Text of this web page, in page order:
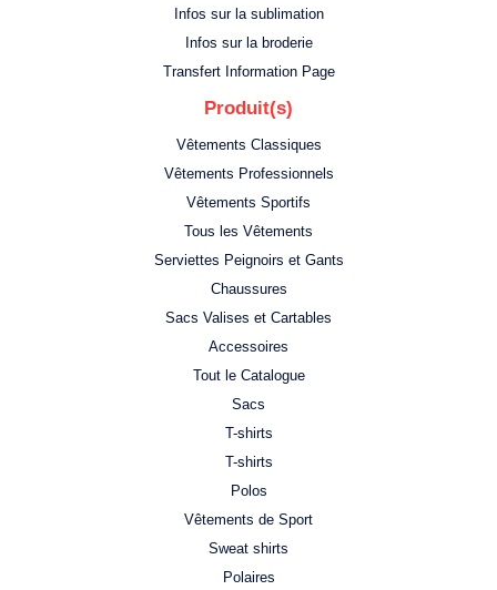
Infos sur la sublimation
Infos sur la broderie
Transfert Information Page
Produit(s)
Vêtements Classiques
Vêtements Professionnels
Vêtements Sportifs
Tous les Vêtements
Serviettes Peignoirs et Gants
Chaussures
Sacs Valises et Cartables
Accessoires
Tout le Catalogue
Sacs
T-shirts
T-shirts
Polos
Vêtements de Sport
Sweat shirts
Polaires